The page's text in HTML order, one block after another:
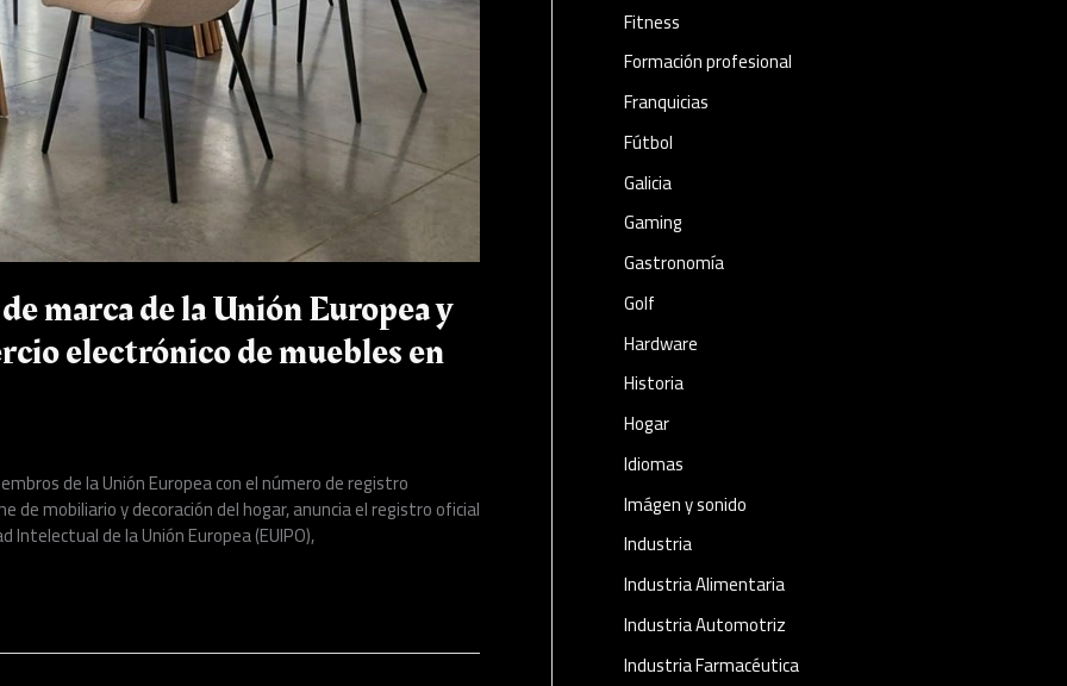
marca de la Unión Europea y
electrónico de muebles en
de la Unión Europea con el número de registro
de mobiliario y decoración del hogar, anuncia el registro oficial
Intelectual de la Unión Europea (EUIPO),
Fitness
Formación profesional
Franquicias
Fútbol
Galicia
Gaming
Gastronomía
Golf
Hardware
Historia
Hogar
Idiomas
Imágen y sonido
Industria
Industria Alimentaria
Industria Automotriz
Industria Farmacéutica